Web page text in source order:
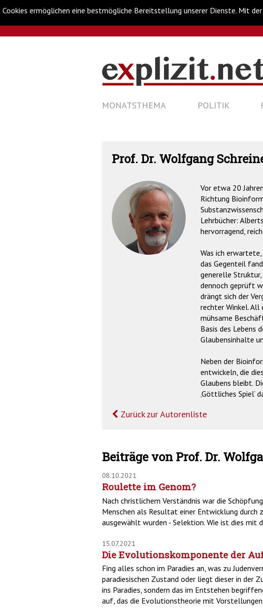
Cookies ermöglichen eine bestmögliche Bereitstellung unserer Dienste. Mit
NAVIGATION
MONATSTHEMA POLITIK
Prof. Dr. Wolfgang
Vor etwa 20
Richtung
Lehrbücher:
hervorragend,
Was ich
das Gegenteil
generelle Struktur,
dennoch geprüft
drängt sich der
rechter Winkel. All
mühsame
Basis des Lebens
Glaubensinhalte
Neben der
entwickeln, die
Glaubens bleibt.
‚Göttliches Spiel‘
Zurück zur Autorenliste
Beiträge von Prof. Dr.
08.10.2021
Roulette im Genom?
Nach christlichem Verständnis war die
Menschen als Resultat einer Entwicklung durch
ausgewählt wurden - Selektion. Wie ist dies mit
15.07.2021
Die Evolutionskomponente der
Fing alles schon im Paradies an, was zu
paradiesischen Zustand oder liegt dieser in der
ins Paradies, sondern das im Entstehen
auf, das die Evolutionstheorie mit